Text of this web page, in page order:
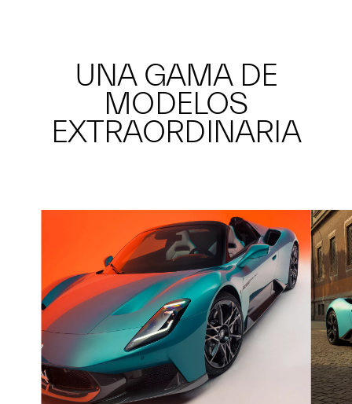
UNA GAMA DE
MODELOS
EXTRAORDINARIA